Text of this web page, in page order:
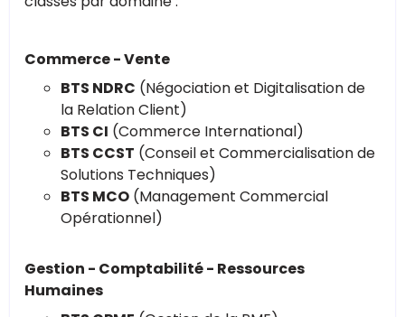
Commerce - Vente
BTS NDRC (Négociation et Digitalisation de
la Relation Client)
BTS CI (Commerce International)
BTS CCST (Conseil et Commercialisation de
Solutions Techniques)
BTS MCO (Management Commercial
Opérationnel)
Gestion - Comptabilité - Ressources
Humaines